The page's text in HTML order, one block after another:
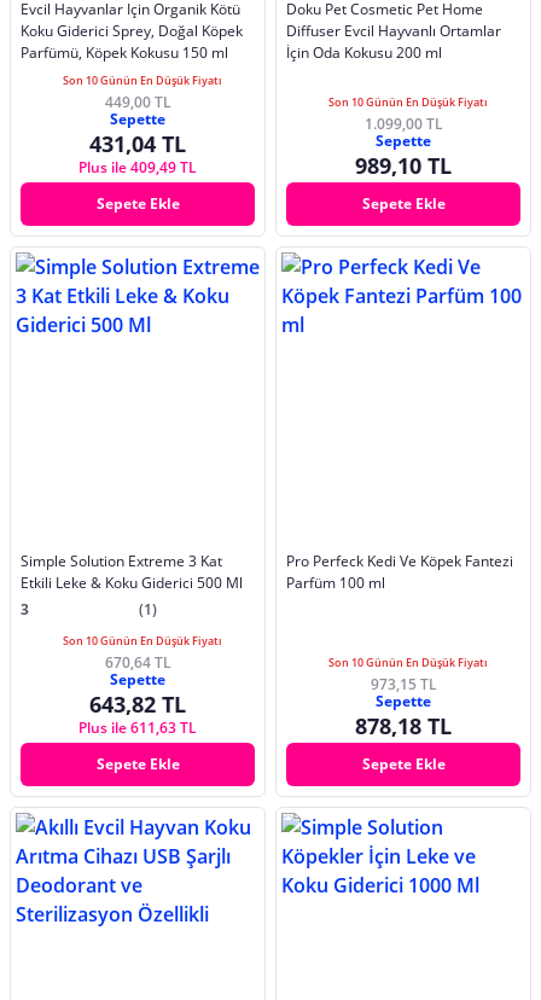
Evcil Hayvanlar Için Organik Kötü
Koku Giderici Sprey, Doğal Köpek
Parfümü, Köpek Kokusu 150 ml
Son 10 Günün En Düşük Fiyatı
449,00 TL
Sepette
431,04 TL
Plus ile 409,49 TL
Sepete Ekle
Doku Pet Cosmetic Pet Home
Diffuser Evcil Hayvanlı Ortamlar
İçin Oda Kokusu 200 ml
Son 10 Günün En Düşük Fiyatı
1.099,00 TL
Sepette
989,10 TL
Sepete Ekle
Simple Solution Extreme 3 Kat
Etkili Leke & Koku Giderici 500 Ml
3
(1)
Son 10 Günün En Düşük Fiyatı
670,64 TL
Sepette
643,82 TL
Plus ile 611,63 TL
Sepete Ekle
Pro Perfeck Kedi Ve Köpek Fantezi
Parfüm 100 ml
Son 10 Günün En Düşük Fiyatı
973,15 TL
Sepette
878,18 TL
Sepete Ekle